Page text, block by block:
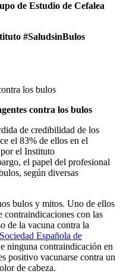
de Estudio de Cefalea
#SaludsinBulos
los bulos
contra los bulos
de credibilidad de los
el 83% de ellos en el
el Instituto
el papel del profesional
según diversas
bulos y mitos. Uno de ellos
contraindicaciones con las
de la vacuna contra la
Española de
ninguna contraindicación en
positivo vacunarse contra un
de cabeza.